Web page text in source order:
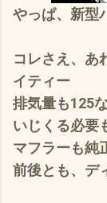
やっぱ、新型
コレさえ、あ
イティー
排気量も125
いじくる必要
マフラーも純
前後とも、デ